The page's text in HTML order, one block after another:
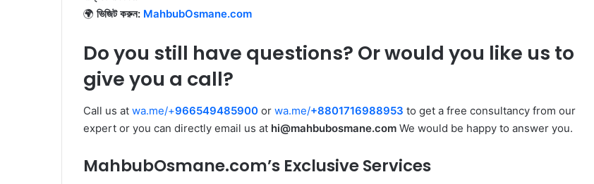
🌍 ভিজিট করুন: MahbubOsmane.com
Do you still have questions? Or would you like us to
give you a call?
Call us at wa.me/+966549485900 or wa.me/+8801716988953 to get a free consultancy from our
expert or you can directly email us at hi@mahbubosmane.com We would be happy to answer you.
MahbubOsmane.com’s Exclusive Services